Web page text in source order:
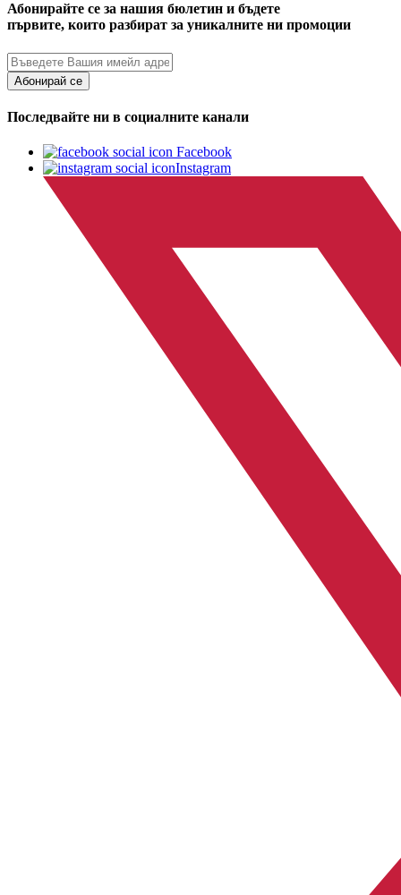
Абонирайте се за нашия бюлетин и бъдете
първите, които разбират за уникалните ни промоции
Абонирай се
Последвайте ни в социалните канали
Facebook
Instagram